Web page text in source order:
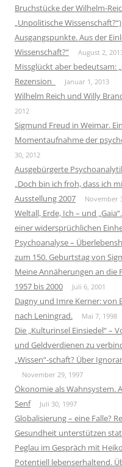
Bruchstücke der Wilhelm-
„Unpolitische Wissenschaft?“)
Ausgangspunkte. Aus der
Wissenschaft?“
August 2,
Missglückt aber bedeutsam:
Rezension
Januar 1, 2013
Wilhelm Reich und Willy
2012
Sigmund Freud in Weimar.
Momentaufnahme der
30, 2012
Ausgebürgerte
„Doch bin ich froh, dass ich
Ausstellung 2007
November
Weltall, Erde, Ich – und
einer widersprüchlichen
Psychoanalyse –
zum 150. Geburtstag von
Meine Annäherungen an die
1957 bis 2000
Juli 6, 2001
Dagny und Imre Kerner: von
nach Leningrad.
Mai 7, 1998
Die „Kulturinsel Einsiedel“ –
und Geldverdienen zu
„Wissen“-schaft? Über
November 29, 1997
Ökonomie als Wahnsystem.
Senf
Juli 30, 1997
Globalisierung – eine Falle?
Gesundheit unterstützen
Peglau im Gespräch mit
Potentiell lebenserhaltend.